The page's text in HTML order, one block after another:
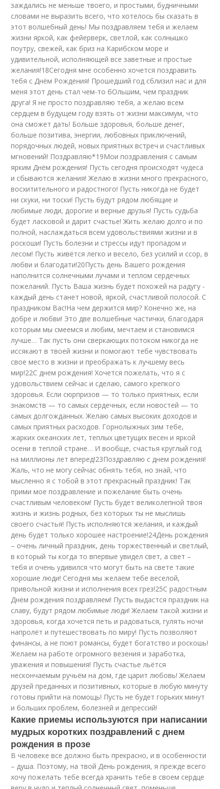
заждались не меньше твоего, и простыми, будничными
словами не выразить всего, что хотелось бы сказать в
этот волшебный день! Мы поздравляем тебя и желаем
жизни яркой, как фейерверк, светлой, как солнышко
поутру, свежей, как бриз на Карибском море и
удивительной, исполняющей все заветные и простые
желания!18Сегодня мне особенно хочется поздравить
тебя с Днём Рождения! Прошедший год сблизил нас и для
меня этот день стал чем-то бОльшим, чем праздник
друга! Я не просто поздравляю тебя, а желаю всем
сердцем в будущем году взять от жизни максимум, что
она сможет дать! Больше здоровья, больше денег,
больше позитива, энергии, любовных приключений,
порядочных людей, новых приятных встреч и счастливых
мгновений! Поздравляю*19Мои поздравления с самым
ярким Днём рождения! Пусть сегодня происходят чудеса
и сбываются желания! Желаю в жизни много прекрасного,
восхитительного и радостного! Пусть никогда не будет
ни скуки, ни тоски! Пусть будут рядом любящие и
любимые люди, дорогие и верные друзья! Пусть судьба
будет ласковой и дарит счастье! Жить желаю долго и по
полной, наслаждаться всем удовольствиями жизни и в
роскоши! Пусть болезни и стрессы идут пропадом и
лесом! Пусть живётся легко и весело, без усилий и ссор, в
любви и благодати!20Пусть день Вашего рождения
наполнится солнечными лучами и теплом сердечных
пожеланий. Пусть Ваша жизнь будет похожей на радугу -
каждый день станет новой, яркой, счастливой полосой. С
праздником Вас!На чем держится мир? Конечно же, на
добре и любви! Это две волшебные частички, благодаря
которым мы смеемся и любим, мечтаем и становимся
лучше… Так пусть они сверкающих потоком никогда не
иссякают в твоей жизни и помогают тебе чувствовать
свое место в жизни и преображать к лучшему весь
мир!22С днем рождения! Хочется пожелать, что я с
удовольствием сейчас и сделаю, самого крепкого
здоровья. Если сюрпризов — то только приятных, если
знакомств — то самых сердечных, если новостей — то
самых долгожданных. Желаю самых высоких доходов и
самых приятных расходов. Горнолыжных зим тебе,
жарких океанских лет, теплых цветущих весен и яркой
осени в теплой стране… И вообще, счастья круглый год
на миллионы лет вперед!23Поздравляю с днем рождения!
Жаль, что не могу сейчас обнять тебя, но знай, что
мысленно я с тобой в этот прекрасный праздник! Так
прими мое поздравление и пожелание быть очень
счастливым человеком! Пусть будет великолепной твоя
жизнь и жизнь родных, без которых ты не мыслишь
своего счастья! Пусть исполняются желания, и каждый
день будет только хорошее настроение!24День рождения
– очень личный праздник, день торжественный и светлый,
в который ты когда то впервые увидел свет, а свет –
тебя и очень удивился что могут быть на свете такие
хорошие люди! Сегодня мы желаем тебе веселой,
привольной жизни и исполнения всех грез!25С радостным
Днём рождения поздравляем! Пусть выдастся праздник на
славу, будут рядом любимые люди! Желаем такой жизни и
здоровья, когда хочется петь и радоваться, гулять ночи
напролёт и путешествовать по миру! Пусть позволяют
финансы, а не поют романсы, будет богатство и роскошь!
Желаем на работе огромного везения и заработка,
уважения и повышения! Пусть счастье льётся
нескончаемым ручьём на дом, где царит любовь! Желаем
друзей преданных и позитивных, которые в любую минуту
готовы прийти на помощь! Пусть не будет горьких минут
и больших проблем, болезней и депрессий!
Какие приемы используются при написании
мудрых коротких поздравлений с днем
рождения в прозе
В человеке все должно быть прекрасно, и в особенности
– душа. Поэтому, на твой День рождения, я прежде всего
хочу пожелать тебе всегда хранить тебе в своем сердце